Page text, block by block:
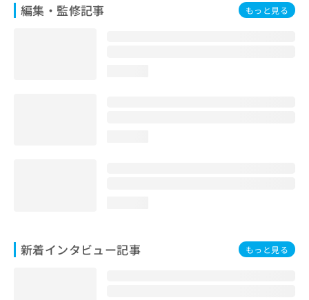
編集・監修記事 もっと見る
新着インタビュー記事 もっと見る